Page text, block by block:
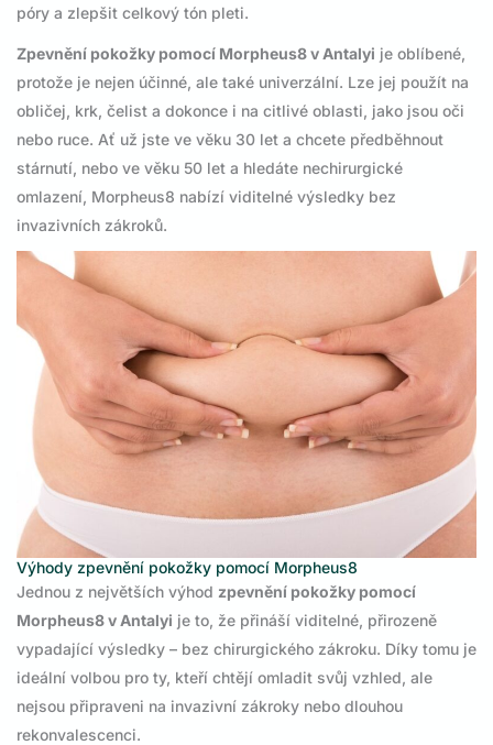
póry a zlepšit celkový tón pleti.
Zpevnění pokožky pomocí Morpheus8 v Antalyi je oblíbené,
protože je nejen účinné, ale také univerzální. Lze jej použít na
obličej, krk, čelist a dokonce i na citlivé oblasti, jako jsou oči
nebo ruce. Ať už jste ve věku 30 let a chcete předběhnout
stárnutí, nebo ve věku 50 let a hledáte nechirurgické
omlazení, Morpheus8 nabízí viditelné výsledky bez
invazivních zákroků.
Výhody zpevnění pokožky pomocí Morpheus8
Jednou z největších výhod zpevnění pokožky pomocí
Morpheus8 v Antalyi je to, že přináší viditelné, přirozeně
vypadající výsledky – bez chirurgického zákroku. Díky tomu je
ideální volbou pro ty, kteří chtějí omladit svůj vzhled, ale
nejsou připraveni na invazivní zákroky nebo dlouhou
rekonvalescenci.